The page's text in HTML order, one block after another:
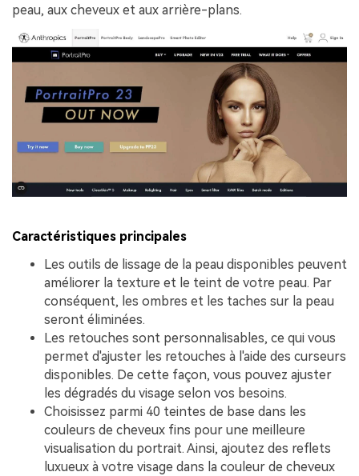
peau, aux cheveux et aux arrière-plans.
Caractéristiques principales
Les outils de lissage de la peau disponibles peuvent
améliorer la texture et le teint de votre peau. Par
conséquent, les ombres et les taches sur la peau
seront éliminées.
Les retouches sont personnalisables, ce qui vous
permet d'ajuster les retouches à l'aide des curseurs
disponibles. De cette façon, vous pouvez ajuster
les dégradés du visage selon vos besoins.
Choisissez parmi 40 teintes de base dans les
couleurs de cheveux fins pour une meilleure
visualisation du portrait. Ainsi, ajoutez des reflets
luxueux à votre visage dans la couleur de cheveux